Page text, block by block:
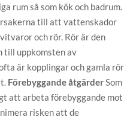
rum så som kök och badrum.
till att vattenskador
och rör. Rör är den
till uppkomsten av
är kopplingar och gamla rör
Förebyggande åtgärder Som
att arbeta förebyggande mot
risken att de